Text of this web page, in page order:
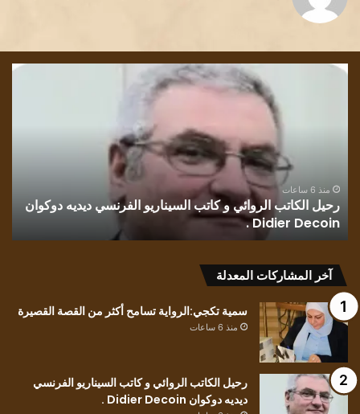
رحيل
ديديه
دوكوان
Didier
Decoin
منذ 6 ساعات
رحيل الكاتب الروائي و كاتب السيناريو الفرنسي ديديه دوكوان
Didier Decoin .
آخر المشاركات المعدلة
سمية تكجي:الرواية تسامح أكثر من القصة القصيرة
منذ 6 ساعات
رحيل الكاتب الروائي و كاتب السيناريو الفرنسي
ديديه دوكوان Didier Decoin .